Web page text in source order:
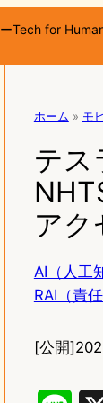
ーTech for
ホーム » モ
テス
アク
AI（人工
RAI（責任
[公開]